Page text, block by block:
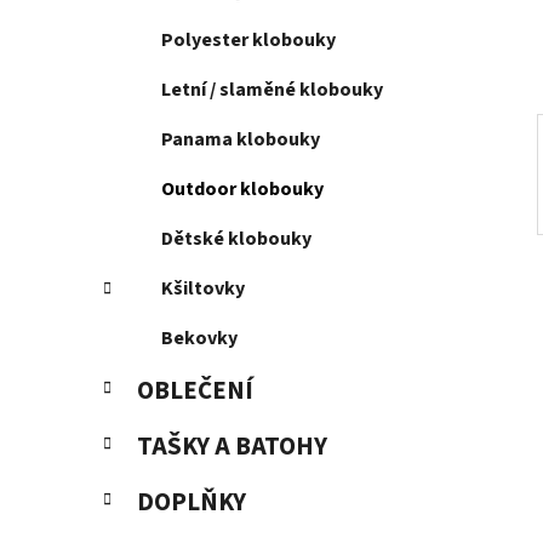
Polyester klobouky
Letní / slaměné klobouky
Panama klobouky
Outdoor klobouky
Dětské klobouky
Kšiltovky
Bekovky
OBLEČENÍ
TAŠKY A BATOHY
DOPLŇKY